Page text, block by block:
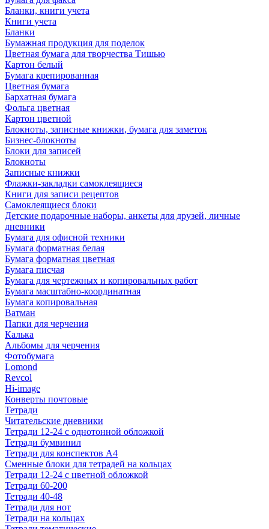
Бланки, книги учета
Книги учета
Бланки
Бумажная продукция для поделок
Цветная бумага для творчества Тишью
Картон белый
Бумага крепированная
Цветная бумага
Бархатная бумага
Фольга цветная
Картон цветной
Блокноты, записные книжки, бумага для заметок
Бизнес-блокноты
Блоки для записей
Блокноты
Записные книжки
Флажки-закладки самоклеящиеся
Книги для записи рецептов
Самоклеящиеся блоки
Детские подарочные наборы, анкеты для друзей, личные
дневники
Бумага для офисной техники
Бумага форматная белая
Бумага форматная цветная
Бумага писчая
Бумага для чертежных и копировальных работ
Бумага масштабно-координатная
Бумага копировальная
Ватман
Папки для черчения
Калька
Альбомы для черчения
Фотобумага
Lomond
Revcol
Hi-image
Конверты почтовые
Тетради
Читательские дневники
Тетради 12-24 с однотонной обложкой
Тетради бумвинил
Тетради для конспектов А4
Сменные блоки для тетрадей на кольцах
Тетради 12-24 с цветной обложкой
Тетради 60-200
Тетради 40-48
Тетради для нот
Тетради на кольцах